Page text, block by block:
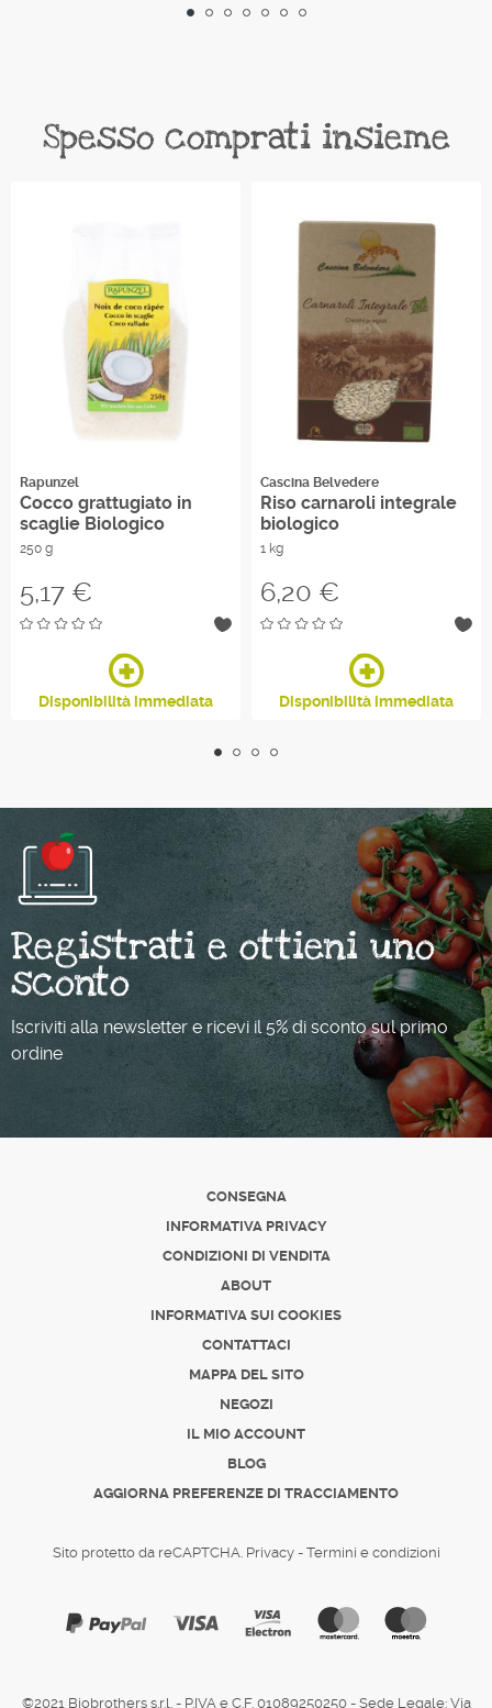
Spesso comprati insieme
Rapunzel
Cocco grattugiato in
scaglie Biologico
250 g
Prezzo
5,17 €
Disponibilità immediata
Cascina Belvedere
Riso carnaroli integrale
biologico
1 kg
Prezzo
6,20 €
Disponibilità immediata
Registrati e ottieni uno
sconto
Iscriviti alla newsletter e ricevi il 5% di sconto sul primo
ordine
CONSEGNA
INFORMATIVA PRIVACY
CONDIZIONI DI VENDITA
ABOUT
INFORMATIVA SUI COOKIES
CONTATTACI
MAPPA DEL SITO
NEGOZI
IL MIO ACCOUNT
BLOG
AGGIORNA PREFERENZE DI TRACCIAMENTO
Sito protetto da reCAPTCHA. Privacy- Termini e condizioni
©2021 Biobrothers s.r.l. - P.IVA e C.F. 01089250250 - Sede Legale: Via